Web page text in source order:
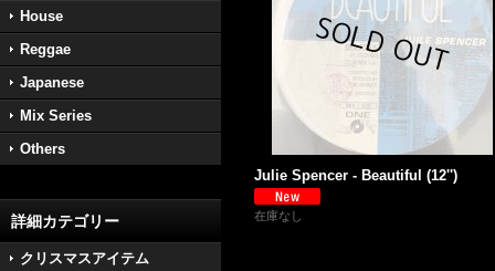
House
Reggae
Japanese
Mix Series
Others
詳細カテゴリー
クリスマスアイテム
Julie Spencer - Beautiful (12'')
在庫なし